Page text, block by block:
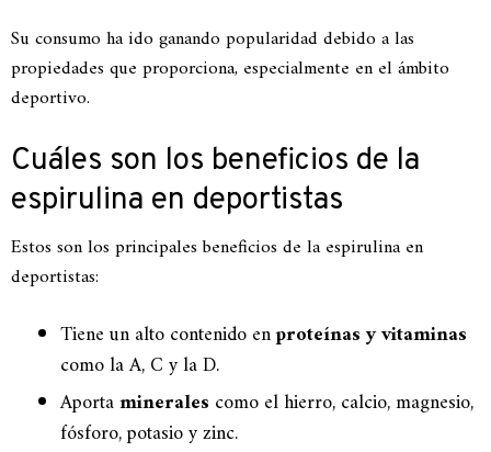
Su consumo ha ido ganando popularidad debido a las
propiedades que proporciona, especialmente en el ámbito
deportivo.
Cuáles son los beneficios de la
espirulina en deportistas
Estos son los principales beneficios de la espirulina en
deportistas:
Tiene un alto contenido enproteínas y vitaminas
como la A, C y la D.
Aportaminerales como el hierro, calcio, magnesio,
fósforo, potasio y zinc.